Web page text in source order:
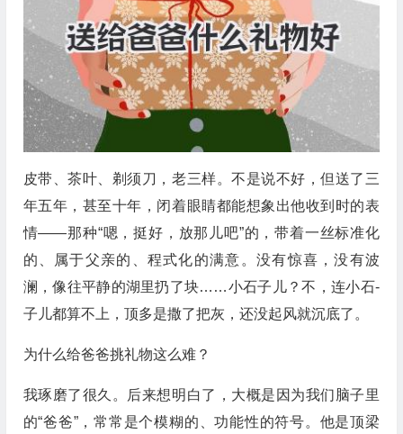
皮带、茶叶、剃须刀，老三样。不是说不好，但送了三
年五年，甚至十年，闭着眼睛都能想象出他收到时的表
情——那种“嗯，挺好，放那儿吧”的，带着一丝标准化
的、属于父亲的、程式化的满意。没有惊喜，没有波
澜，像往平静的湖里扔了块……小石子儿？不，连小石-
子儿都算不上，顶多是撒了把灰，还没起风就沉底了。
为什么给爸爸挑礼物这么难？
我琢磨了很久。后来想明白了，大概是因为我们脑子里
的“爸爸”，常常是个模糊的、功能性的符号。他是顶梁